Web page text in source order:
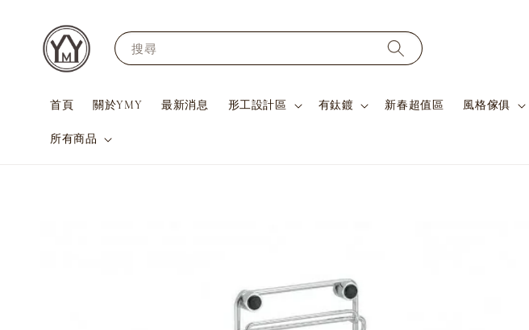
搜尋
首頁 關於YMY 最新消息 形工設計區 有鈦鍍 新春超值區 風格傢俱
所有商品